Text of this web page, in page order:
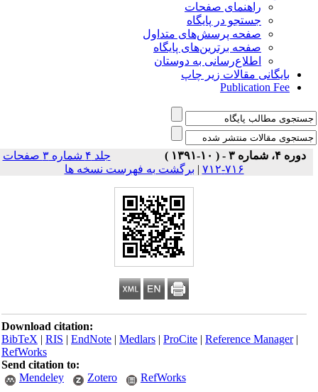
راهنمای صفحات
جستجو در پایگاه
صفحه پرسش‌های متداول
صفحه برترین‌های پایگاه
اطلاع‌رسانی به دوستان
بایگانی مقالات زیر چاپ
Publication Fee
دوره ۴، شماره ۳ - ( ۱۰-۱۳۹۱ )
جلد ۴ شماره ۳ صفحات
۷۱۶-۷۱۲
|برگشت به فهرست نسخه ها
Download citation:
BibTeX|RIS|EndNote|Medlars|ProCite|Reference Manager
RefWorks
Send citation to:
Mendeley
Zotero RefWorks